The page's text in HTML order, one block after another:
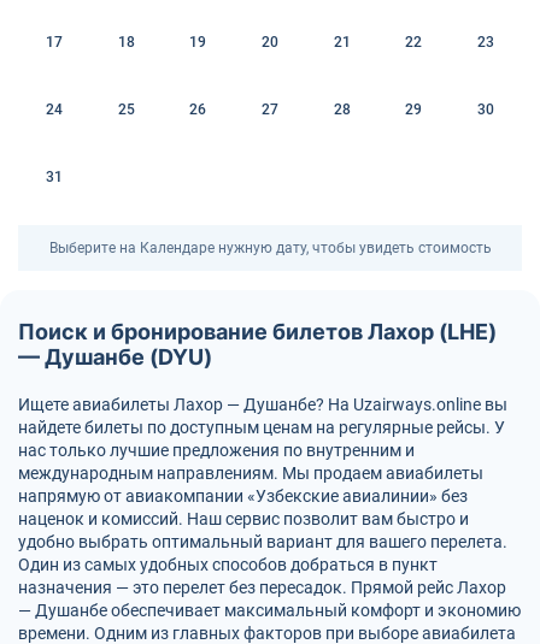
17 18 19 20 21 22 23
24 25 26 27 28 29 30
31
Выберите на Календаре нужную дату, чтобы увидеть стоимость
Поиск и бронирование билетов Лахор (LHE)
— Душанбе (DYU)
Ищете авиабилеты Лахор — Душанбе? На Uzairways.online вы
найдете билеты по доступным ценам на регулярные рейсы. У
нас только лучшие предложения по внутренним и
международным направлениям. Мы продаем авиабилеты
напрямую от авиакомпании «Узбекские авиалинии» без
наценок и комиссий. Наш сервис позволит вам быстро и
удобно выбрать оптимальный вариант для вашего перелета.
Один из самых удобных способов добраться в пункт
назначения — это перелет без пересадок. Прямой рейс Лахор
— Душанбе обеспечивает максимальный комфорт и экономию
времени. Одним из главных факторов при выборе авиабилета